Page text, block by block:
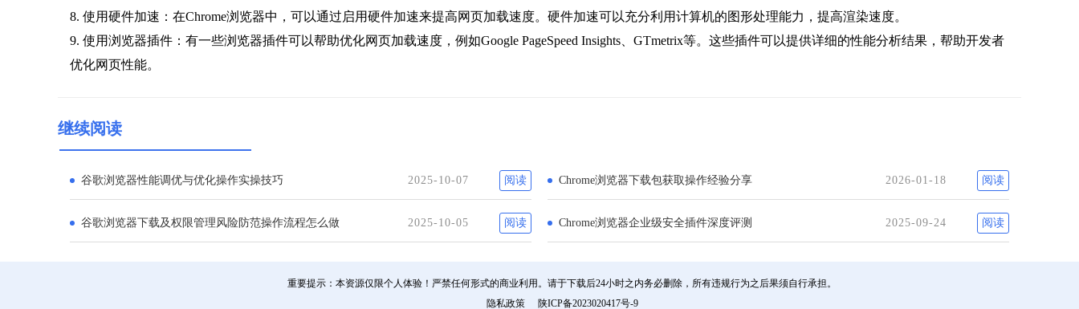
8. 使用硬件加速：在Chrome浏览器中，可以通过启用硬件加速来提高网页加载速度。硬件加速可以充分利用计算机的图形处理能力，提高渲染速度。
9. 使用浏览器插件：有一些浏览器插件可以帮助优化网页加载速度，例如Google PageSpeed Insights、GTmetrix等。这些插件可以提供详细的性能分析结果，帮助开发者
优化网页性能。
继续阅读
谷歌浏览器性能调优与优化操作实操技巧 2025-10-07 阅读 Chrome浏览器下载包获取操作经验分享 2026-01-18 阅读
谷歌浏览器下载及权限管理风险防范操作流程怎么做 2025-10-05 阅读 Chrome浏览器企业级安全插件深度评测 2025-09-24 阅读
重要提示：本资源仅限个人体验！严禁任何形式的商业利用。请于下载后24小时之内务必删除，所有违规行为之后果须自行承担。
隐私政策
陕ICP备2023020417号-9